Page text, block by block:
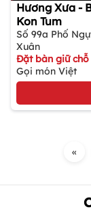
Hương Xưa -
Kon Tum
Số 99a Phố
Xuân
Đặt bàn giữ chỗ
Gọi món Việt
«